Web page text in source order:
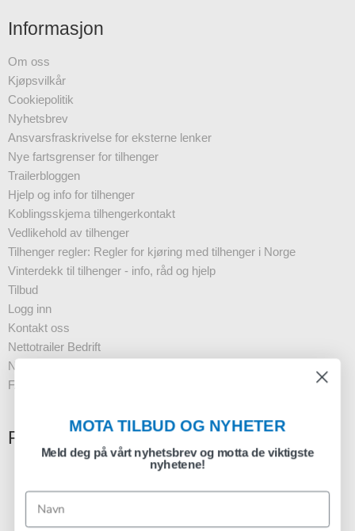
Informasjon
Om oss
Kjøpsvilkår
Cookiepolitik
Nyhetsbrev
Ansvarsfraskrivelse for eksterne lenker
Nye fartsgrenser for tilhenger
Trailerbloggen
Hjelp og info for tilhenger
Koblingsskjema tilhengerkontakt
Vedlikehold av tilhenger
Tilhenger regler: Regler for kjøring med tilhenger i Norge
Vinterdekk til tilhenger - info, råd og hjelp
Tilbud
Logg inn
Kontakt oss
Nettotrailer Bedrift
Nyhetsbrev - Business
FAQ
Registrering nyhetsbrev
MOTA TILBUD OG NYHETER
Meld deg på vårt nyhetsbrev og motta de viktigste
nyhetene!